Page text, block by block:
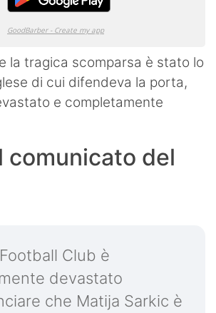
la tragica scomparsa è stato lo
di cui difendeva la porta,
e completamente
comunicato del
Club è
devastato
che Matija Sarkic è